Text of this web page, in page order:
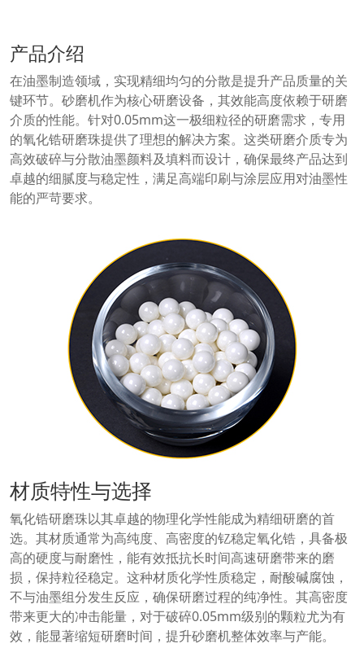
产品介绍
在油墨制造领域，实现精细均匀的分散是提升产品质量的关
键环节。砂磨机作为核心研磨设备，其效能高度依赖于研磨
介质的性能。针对0.05mm这一极细粒径的研磨需求，专用
的氧化锆研磨珠提供了理想的解决方案。这类研磨介质专为
高效破碎与分散油墨颜料及填料而设计，确保最终产品达到
卓越的细腻度与稳定性，满足高端印刷与涂层应用对油墨性
能的严苛要求。
材质特性与选择
氧化锆研磨珠以其卓越的物理化学性能成为精细研磨的首
选。其材质通常为高纯度、高密度的钇稳定氧化锆，具备极
高的硬度与耐磨性，能有效抵抗长时间高速研磨带来的磨
损，保持粒径稳定。这种材质化学性质稳定，耐酸碱腐蚀，
不与油墨组分发生反应，确保研磨过程的纯净性。其高密度
带来更大的冲击能量，对于破碎0.05mm级别的颗粒尤为有
效，能显著缩短研磨时间，提升砂磨机整体效率与产能。